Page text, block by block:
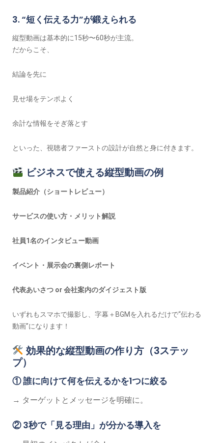
3. “短く伝える力”が鍛えられる
縦型動画は基本的に15秒〜60秒が主流。
だからこそ、
結論を先に
見せ場をテンポよく
余計な情報をそぎ落とす
といった、視聴者ファーストの設計が自然と身に付きます。
ビジネスで使える縦型動画の例
製品紹介（ショートレビュー）
サービスの使い方・メリット解説
社員1名のインタビュー動画
イベント・展示会の裏側レポート
代表あいさつ or 会社案内のダイジェスト版
いずれもスマホで撮影し、字幕＋BGMを入れるだけで“伝わる
動画”になります！
効果的な縦型動画の作り方（3ステッ
プ）
① 誰に向けて何を伝えるかを1つに絞る
→ ターゲットとメッセージを明確に。
② 3秒で「見る理由」が分かる導入を